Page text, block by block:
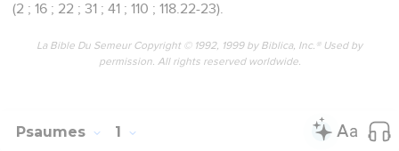
(2 ; 16 ; 22 ; 31 ; 41 ; 110 ; 118.22-23).
La Bible Du Semeur Copyright © 1992, 1999 by Biblica, Inc.® Used by
permission. All rights reserved worldwide.
Psaumes 1